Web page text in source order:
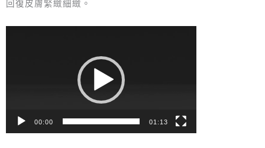
回復皮膚緊緻細緻。
00:00 01:13